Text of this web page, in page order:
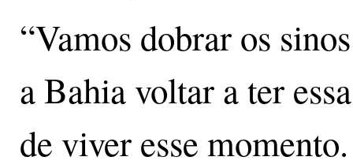
“Vamos dobrar os
a Bahia voltar a ter
de viver esse